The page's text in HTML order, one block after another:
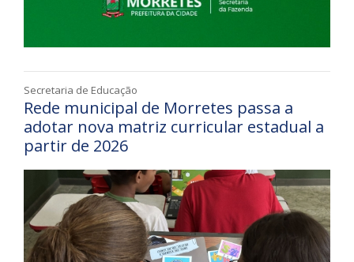
Secretaria de Educação
Rede municipal de Morretes passa a
adotar nova matriz curricular estadual a
partir de 2026